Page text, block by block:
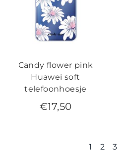
Candy flower pink
Huawei soft
telefoonhoesje
€17,50
1 2 3